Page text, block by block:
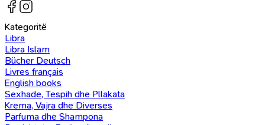
Kategoritë
Libra
Libra Islam
Bücher Deutsch
Livres français
English books
Sexhade, Tespih dhe Pllakata
Krema, Vajra dhe Diverses
Parfuma dhe Shampona